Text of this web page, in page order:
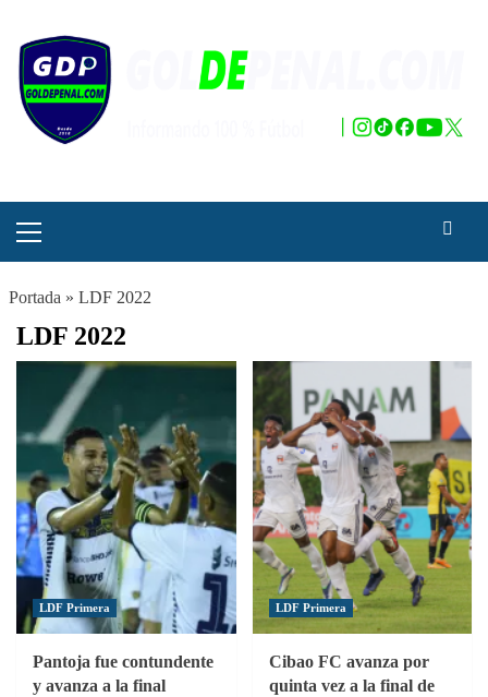
contenido
principal
Portada » LDF 2022
LDF 2022
LDF Primera
Pantoja fue contundente
y avanza a la final
LDF Primera
Cibao FC avanza por
quinta vez a la final de
Paginación
de
entradas